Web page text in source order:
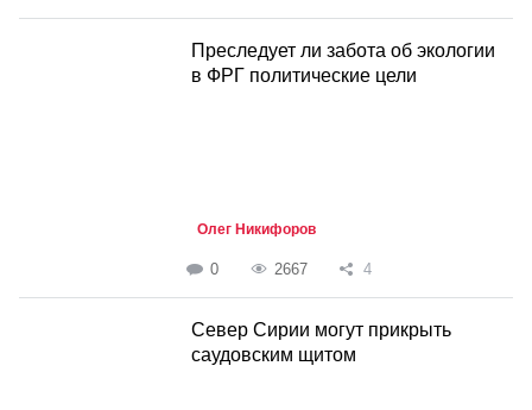
Преследует ли забота об экологии
в ФРГ политические цели
Олег Никифоров
0 2667 4
Север Сирии могут прикрыть
саудовским щитом